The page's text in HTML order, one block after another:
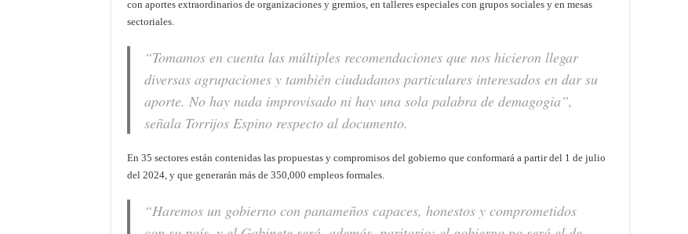
con aportes extraordinarios de organizaciones y gremios, en talleres especiales con grupos sociales y en mesas
sectoriales.
“Tomamos en cuenta las múltiples recomendaciones que nos hicieron llegar
diversas agrupaciones y también ciudadanos particulares interesados en dar su
aporte. No hay nada improvisado ni hay una sola palabra de demagogia”,
señala Torrijos Espino respecto al documento.
En 35 sectores están contenidas las propuestas y compromisos del gobierno que conformará a partir del 1 de julio
del 2024, y que generarán más de 350,000 empleos formales.
“Haremos un gobierno con panameños capaces, honestos y comprometidos